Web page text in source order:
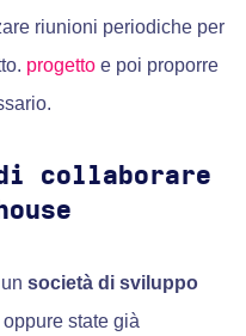
riunioni periodiche per
progetto e poi proporre
collaborare
società di sviluppo
state già